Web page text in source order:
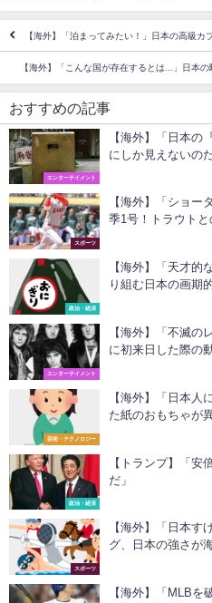
【海外】「泊まってみたい！」日本の高級カ
【海外】「こんな国が存在するとは...」日本
おすすめの記事
エンターテイメント
【海外】「日本の
にしか見えないの
スポーツ
【海外】「ショー
季1号！トラウトと
政治・経済
【海外】「天才的
り組む日本の画期
エンターテイメント
【海外】「不滅の
に初来日した際の
芸術・テクノロジー
【海外】「日本人
た紙のおもちゃが
政治・経済
【トランプ】「安
だ」
スポーツ
【海外】「日本す
グ、日本の強さが
【海外】「MLBを